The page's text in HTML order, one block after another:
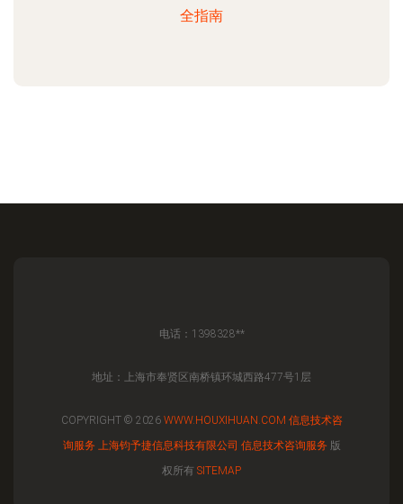
全指南
电话：1398328**
地址：上海市奉贤区南桥镇环城西路477号1层
COPYRIGHT © 2026 WWW.HOUXIHUAN.COM 信息技术咨
询服务 上海钧予捷信息科技有限公司 信息技术咨询服务 版
权所有 SITEMAP